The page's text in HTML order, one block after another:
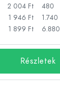
2 004 Ft
1 946 Ft
1 899 Ft
480
1.740
6.880
Részletek